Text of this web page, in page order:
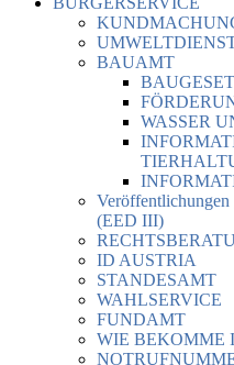
BAUAMT
WASSER
(EED III)
ID AUSTRIA
STANDESAMT
WAHLSERVICE
FUNDAMT
WIE BEKOMME